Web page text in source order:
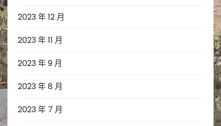
2023 年 12 月
2023 年 11 月
2023 年 9 月
2023 年 8 月
2023 年 7 月